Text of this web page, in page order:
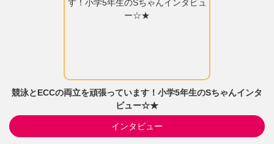
競泳とECCの両立を頑張っています！小学5年生のSちゃんインタ
ビュー☆★
インタビュー